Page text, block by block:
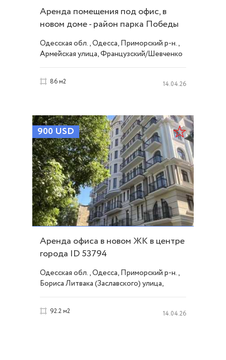
Аренда помещения под офис, в
новом доме - район парка Победы
ID 53790
Одесская обл., Одесса, Приморский р-н.,
Армейская улица, Французский/Шевченко
86 м2 14.04.26
900 USD
Аренда офиса в новом ЖК в центре
города ID 53794
Одесская обл., Одесса, Приморский р-н.,
Бориса Литвака (Заславского) улица,
92.2 м2 14.04.26